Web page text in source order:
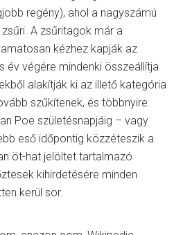
regény), ahol a nagyszámú
A zsűritagok már a
kézhez kapják az
év végére mindenki összeállítja
alakítják ki az illető kategória
szűkítenek, és többnyire
Poe születésnapjáig – vagy
eső időpontig közzéteszik a
öt-hat jelöltet tartalmazó
kihirdetésére minden
kerül sor.